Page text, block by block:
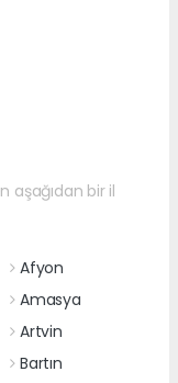
aşağıdan bir il
Afyon
Amasya
Artvin
Bartın